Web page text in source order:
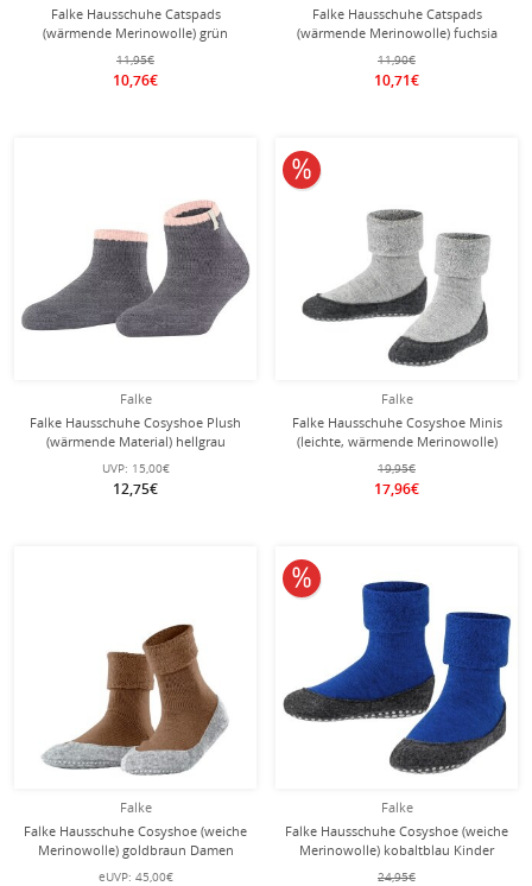
Falke Hausschuhe Catspads
(wärmende Merinowolle) grün
Kinder
11,95€
10,76€
Falke Hausschuhe Catspads
(wärmende Merinowolle) fuchsia
Kinder
11,90€
10,71€
Falke
Falke Hausschuhe Cosyshoe Plush
(wärmende Material) hellgrau
Damen
UVP: 15,00€
12,75€
Falke
Falke Hausschuhe Cosyshoe Minis
(leichte, wärmende Merinowolle)
hellgrau Kinder
19,95€
17,96€
10% reduziert
Falke
Falke Hausschuhe Cosyshoe (weiche
Merinowolle) goldbraun Damen
eUVP: 45,00€
Falke
Falke Hausschuhe Cosyshoe (weiche
Merinowolle) kobaltblau Kinder
24,95€
10% reduziert